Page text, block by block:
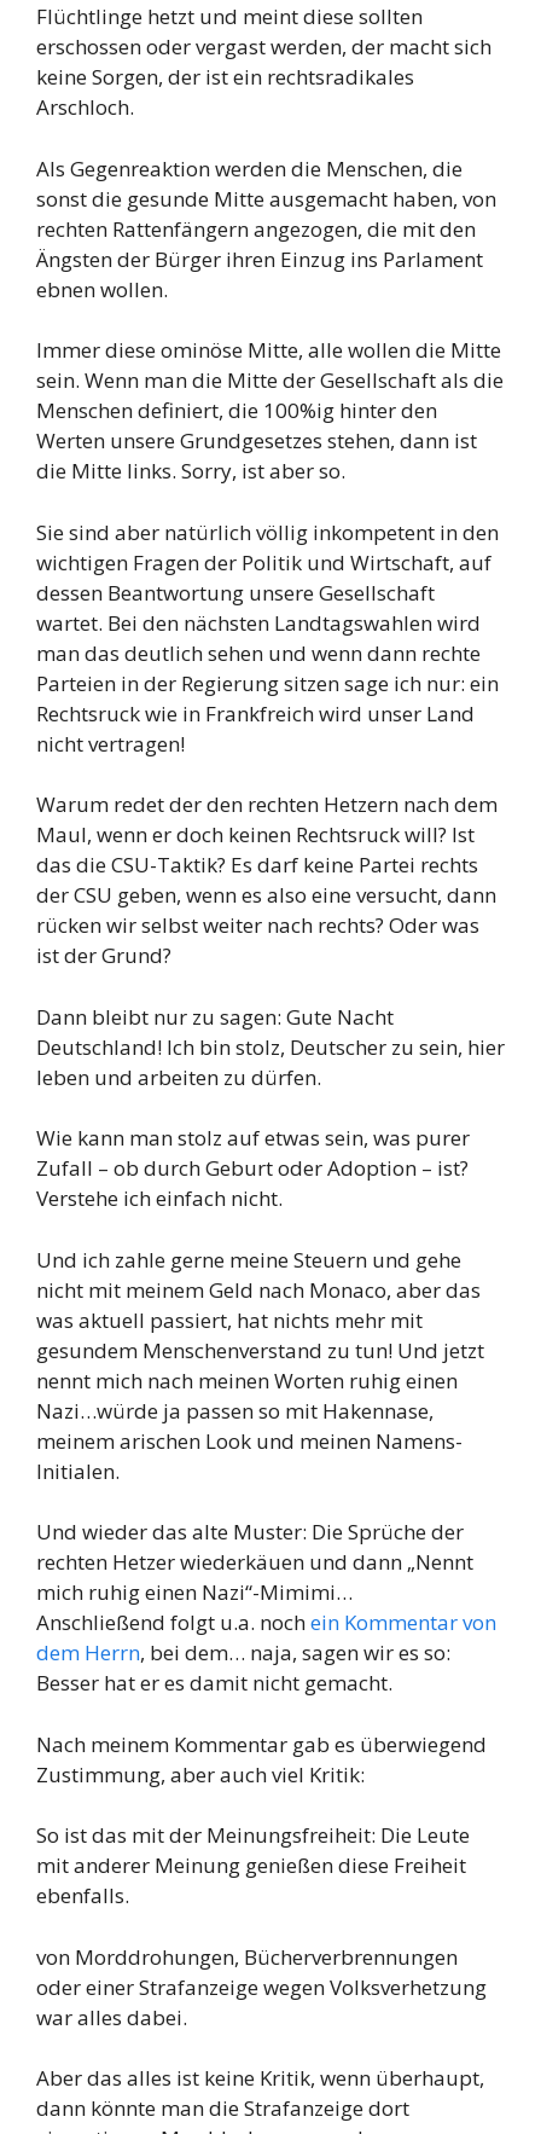
Flüchtlinge hetzt und meint diese sollten
erschossen oder vergast werden, der macht sich
keine Sorgen, der ist ein rechtsradikales
Arschloch.
Als Gegenreaktion werden die Menschen, die
sonst die gesunde Mitte ausgemacht haben, von
rechten Rattenfängern angezogen, die mit den
Ängsten der Bürger ihren Einzug ins Parlament
ebnen wollen.
Immer diese ominöse Mitte, alle wollen die Mitte
sein. Wenn man die Mitte der Gesellschaft als die
Menschen definiert, die 100%ig hinter den
Werten unsere Grundgesetzes stehen, dann ist
die Mitte links. Sorry, ist aber so.
Sie sind aber natürlich völlig inkompetent in den
wichtigen Fragen der Politik und Wirtschaft, auf
dessen Beantwortung unsere Gesellschaft
wartet. Bei den nächsten Landtagswahlen wird
man das deutlich sehen und wenn dann rechte
Parteien in der Regierung sitzen sage ich nur: ein
Rechtsruck wie in Frankfreich wird unser Land
nicht vertragen!
Warum redet der den rechten Hetzern nach dem
Maul, wenn er doch keinen Rechtsruck will? Ist
das die CSU-Taktik? Es darf keine Partei rechts
der CSU geben, wenn es also eine versucht, dann
rücken wir selbst weiter nach rechts? Oder was
ist der Grund?
Dann bleibt nur zu sagen: Gute Nacht
Deutschland! Ich bin stolz, Deutscher zu sein, hier
leben und arbeiten zu dürfen.
Wie kann man stolz auf etwas sein, was purer
Zufall – ob durch Geburt oder Adoption – ist?
Verstehe ich einfach nicht.
Und ich zahle gerne meine Steuern und gehe
nicht mit meinem Geld nach Monaco, aber das
was aktuell passiert, hat nichts mehr mit
gesundem Menschenverstand zu tun! Und jetzt
nennt mich nach meinen Worten ruhig einen
Nazi…würde ja passen so mit Hakennase,
meinem arischen Look und meinen Namens-
Initialen.
Und wieder das alte Muster: Die Sprüche der
rechten Hetzer wiederkäuen und dann „Nennt
mich ruhig einen Nazi“-Mimimi…
Anschließend folgt u.a. nochein Kommentar von
dem Herrn, bei dem… naja, sagen wir es so:
Besser hat er es damit nicht gemacht.
Nach meinem Kommentar gab es überwiegend
Zustimmung, aber auch viel Kritik:
So ist das mit der Meinungsfreiheit: Die Leute
mit anderer Meinung genießen diese Freiheit
ebenfalls.
von Morddrohungen, Bücherverbrennungen
oder einer Strafanzeige wegen Volksverhetzung
war alles dabei.
Aber das alles ist keine Kritik, wenn überhaupt,
dann könnte man die Strafanzeige dort